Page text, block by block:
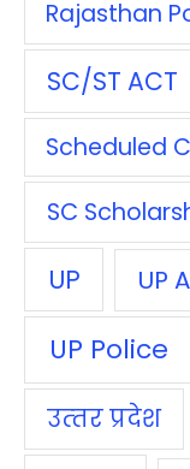
Rajasthan
SC/ST ACT
Scheduled
SC
UP UP
UP Police
उत्‍तर प्रदेश